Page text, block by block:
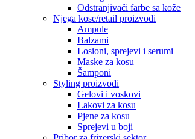
Odstranjivači farbe sa kože
Njega kose/retail proizvodi
Ampule
Balzami
Losioni, sprejevi i serumi
Maske za kosu
Šamponi
Styling proizvodi
Gelovi i voskovi
Lakovi za kosu
Pjene za kosu
Sprejevi u boji